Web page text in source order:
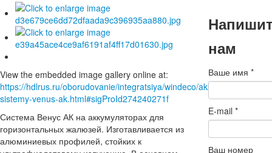
View the embedded image gallery online at:
https://hdlrus.ru/oborudovanie/integratsiya/windeco/akkumulyatornye-
sistemy-venus-ak.html#sigProId274240271f
Система Венус АК на аккумуляторах для
горизонтальных жалюзей. Изготавливается из
алюминиевых профилей, стойких к
нам
Ваше имя*
E-mail*
Ваш номер